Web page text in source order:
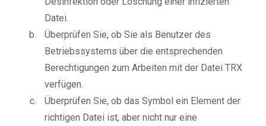
Datei.
Überprüfen Sie, ob Sie als Benutzer des
Betriebssystems über die entsprechenden
Berechtigungen zum Arbeiten mit der Datei TRX
verfügen.
Überprüfen Sie, ob das Symbol ein Element der
richtigen Datei ist, aber nicht nur eine